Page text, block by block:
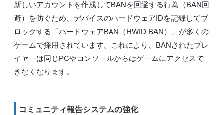
新しいアカウントを作成してBANを回避する行為（BAN回
避）を防ぐため、デバイスのハードウェアIDを記録してブ
ロックする「ハードウェアBAN（HWID BAN）」が多くの
ゲームで採用されています。これにより、BANされたプレ
イヤーは同じPCやコンソールからはゲームにアクセスで
きなくなります。
コミュニティ報告システムの強化